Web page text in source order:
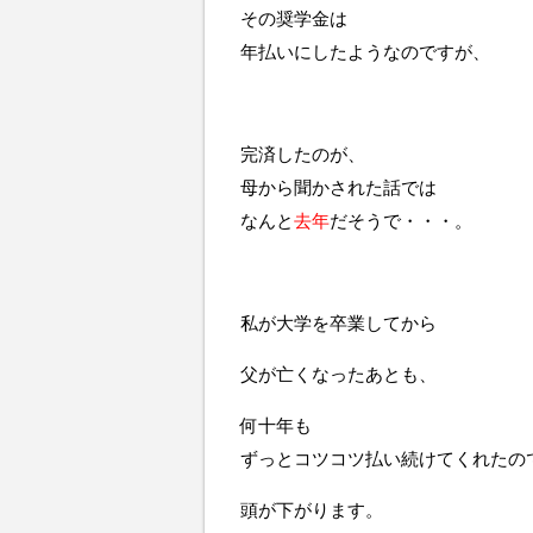
その奨学金は
年払いにしたようなのですが、
完済したのが、
母から聞かされた話では
なんと去年だそうで・・・。
私が大学を卒業してから
父が亡くなったあとも、
何十年も
ずっとコツコツ払い続けてくれたの
頭が下がります。